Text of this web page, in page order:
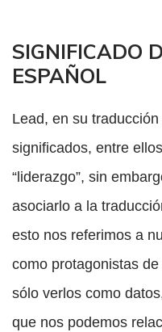
SIGNIFICADO
ESPAÑOL
Lead, en su
significados, entre
“liderazgo”, sin
asociarlo a la
esto nos referimos a
como protagonistas de
sólo verlos como
que nos podemos